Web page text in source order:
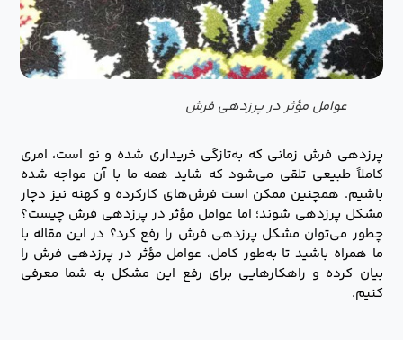
عوامل مؤثر در پرزدهی فرش
پرزدهی فرش زمانی که به‌تازگی خریداری شده و نو است، امری
کاملاً طبیعی تلقی می‌شود که شاید همه ما با آن مواجه شده
باشیم. همچنین ممکن است فرش‌های کارکرده و کهنه نیز دچار
مشکل پرزدهی شوند؛ اما عوامل مؤثر در پرزدهی فرش چیست؟
چطور می‌توان مشکل پرزدهی فرش را رفع کرد؟ در این مقاله با
ما همراه باشید تا به‌طور کامل، عوامل مؤثر در پرزدهی فرش را
بیان کرده و راهکارهایی برای رفع این مشکل به شما معرفی
کنیم.